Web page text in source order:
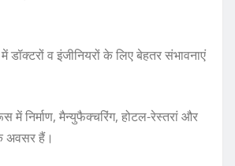
डॉक्टरों व इंजीनियरों के लिए बेहतर संभावनाएं
में निर्माण, मैन्युफैक्चरिंग, होटल-रेस्तरां और
अवसर हैं।